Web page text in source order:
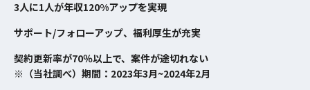
（店舗什器・リーフレット・POP・
その他販促物等）
・LP、バナーデザイン/ディレクショ
ン
3人に1人が年収120%アップを実現
サポート/フォローアップ、福利厚生が充実
契約更新率が70％以上で、案件が途切れない
※（当社調べ）期間：2023年3月~2024年2月